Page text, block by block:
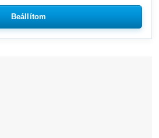
Beállítom